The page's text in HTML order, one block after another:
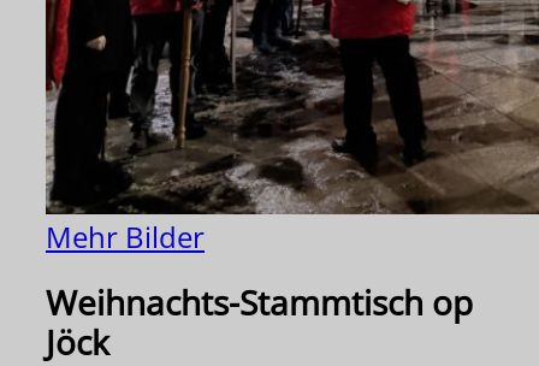
Mehr Bilder
Weihnachts-Stammtisch op
Jöck